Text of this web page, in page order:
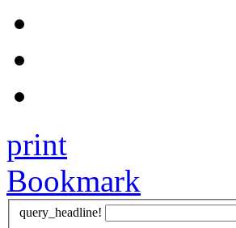
print
Bookmark
query_headline!